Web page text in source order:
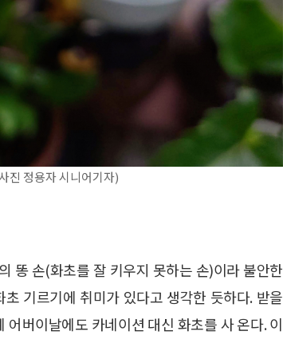
진 정용자 시니어기자)
똥 손(화초를 잘 키우지 못하는 손)이라 불안한
기르기에 취미가 있다고 생각한 듯하다. 받을
버이날에도 카네이션 대신 화초를 사 온다. 이